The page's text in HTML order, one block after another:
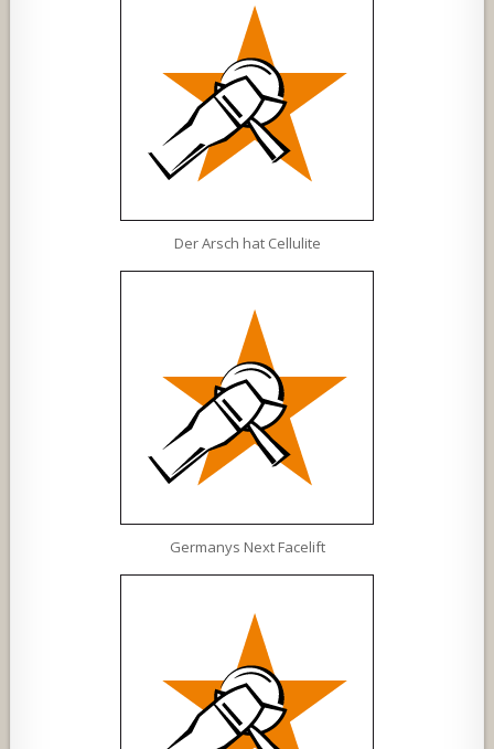
Der Arsch hat Cellulite
Germanys Next Facelift